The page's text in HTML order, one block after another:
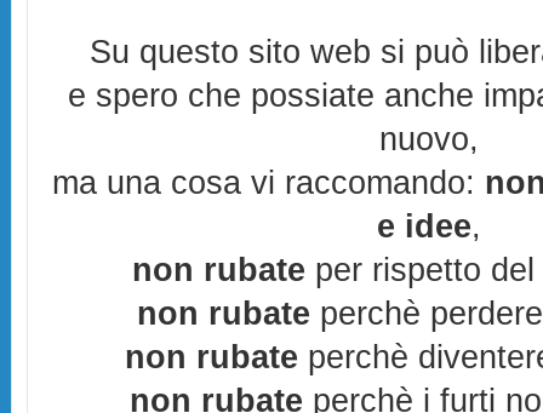
Su questo sito web si può
e spero che possiate anche
nuovo,
ma una cosa vi raccomando:
e idee,
non rubate per rispetto
non rubate perchè
non rubate perchè
non rubate perchè i furti